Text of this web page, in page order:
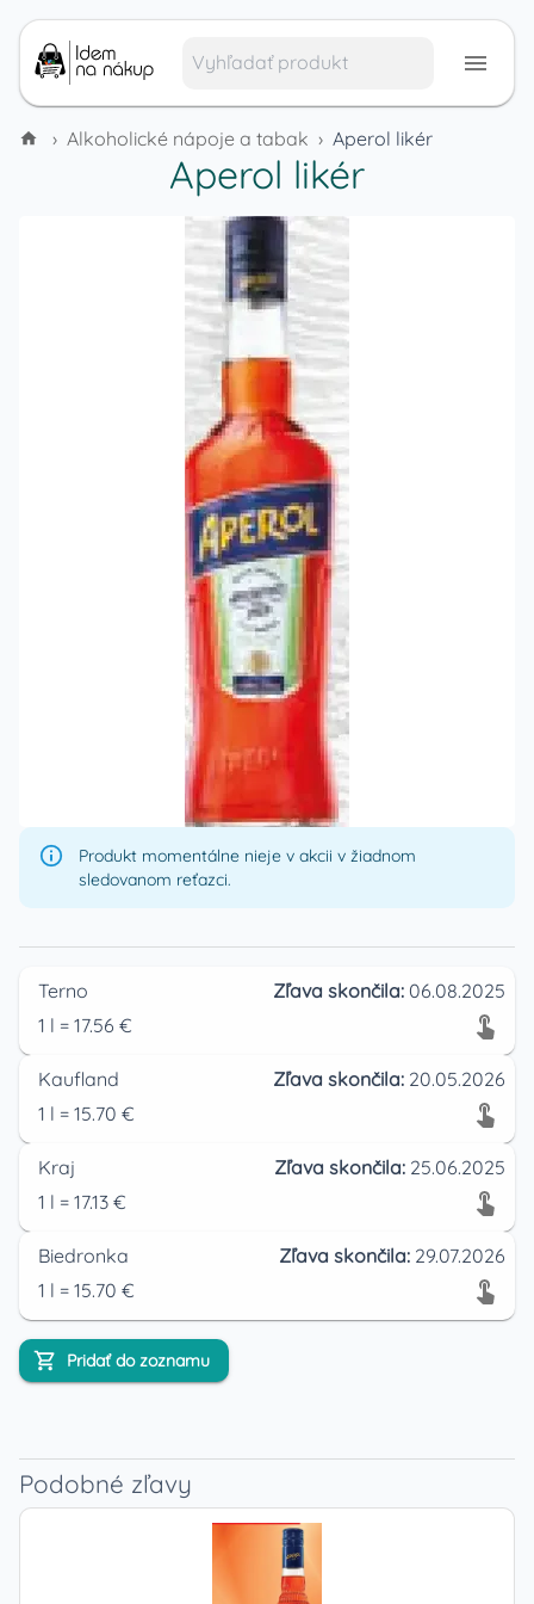
› Alkoholické nápoje a tabak › Aperol likér
Aperol likér
Produkt momentálne nieje v akcii v žiadnom
sledovanom reťazci.
Terno Zľava skončila: 06.08.2025
1 l = 17.56 €
Kaufland Zľava skončila: 20.05.2026
1 l = 15.70 €
Kraj Zľava skončila: 25.06.2025
1 l = 17.13 €
Biedronka Zľava skončila: 29.07.2026
1 l = 15.70 €
Pridať do zoznamu
Podobné zľavy